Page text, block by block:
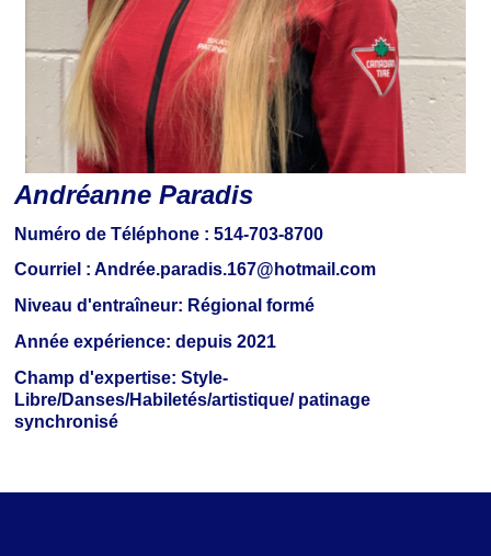
Andréanne Paradis
Numéro de Téléphone :514-703-8700
Courriel :Andrée.paradis.167@hotmail.com
Niveaud'entraîneur: Régional formé
Annéeexpérience: depuis 2021
Champd'expertise: Style-
Libre/Danses/Habiletés/artistique/ patinage
synchronisé